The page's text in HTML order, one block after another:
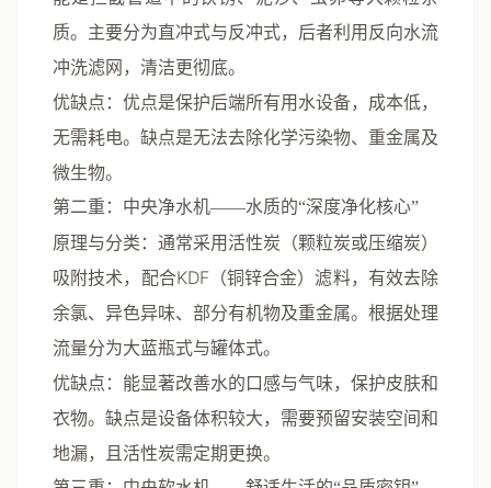
质。主要分为直冲式与反冲式，后者利用反向水流
冲洗滤网，清洁更彻底。
优缺点 ：优点是保护后端所有用水设备，成本低，
无需耗电。缺点是无法去除化学污染物、重金属及
微生物。
第二重：中央净水机——水质的“深度净化核心”
原理与分类 ：通常采用活性炭（颗粒炭或压缩炭）
吸附技术，配合KDF（铜锌合金）滤料，有效去除
余氯、异色异味、部分有机物及重金属。根据处理
流量分为大蓝瓶式与罐体式。
优缺点 ：能显著改善水的口感与气味，保护皮肤和
衣物。缺点是设备体积较大，需要预留安装空间和
地漏，且活性炭需定期更换。